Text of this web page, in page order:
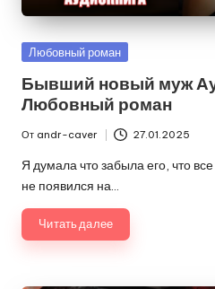
Опубликовано
Любовный роман
Бывший новый муж
Любовный роман
от
От andr-caver 27.01.2025
Я думала что забыла его, что
не появился на…
Читать далее